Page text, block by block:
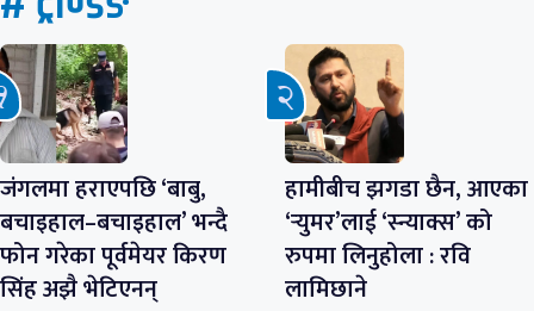
जंगलमा हराएपछि ‘बाबु,
बचाइहाल–बचाइहाल’ भन्दै
फोन गरेका पूर्वमेयर किरण
सिंह अझै भेटिएनन्
हामीबीच झगडा छैन, आएका
‘र्‍युमर’लाई ‘स्न्याक्स’ को
रुपमा लिनुहोला : रवि
लामिछाने